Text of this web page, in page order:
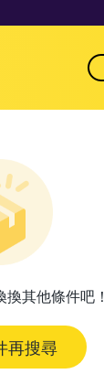
其他條件吧！
再搜尋